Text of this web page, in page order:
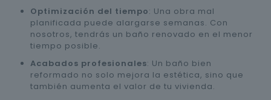
Optimización del tiempo: Una obra mal
planificada puede alargarse semanas. Con
nosotros, tendrás un baño renovado en el menor
tiempo posible.
Acabados profesionales: Un baño bien
reformado no solo mejora la estética, sino que
también aumenta el valor de tu vivienda.